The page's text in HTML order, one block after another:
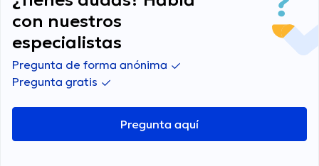
con nuestros
especialistas
Pregunta de forma anónima
Pregunta gratis
Pregunta aquí